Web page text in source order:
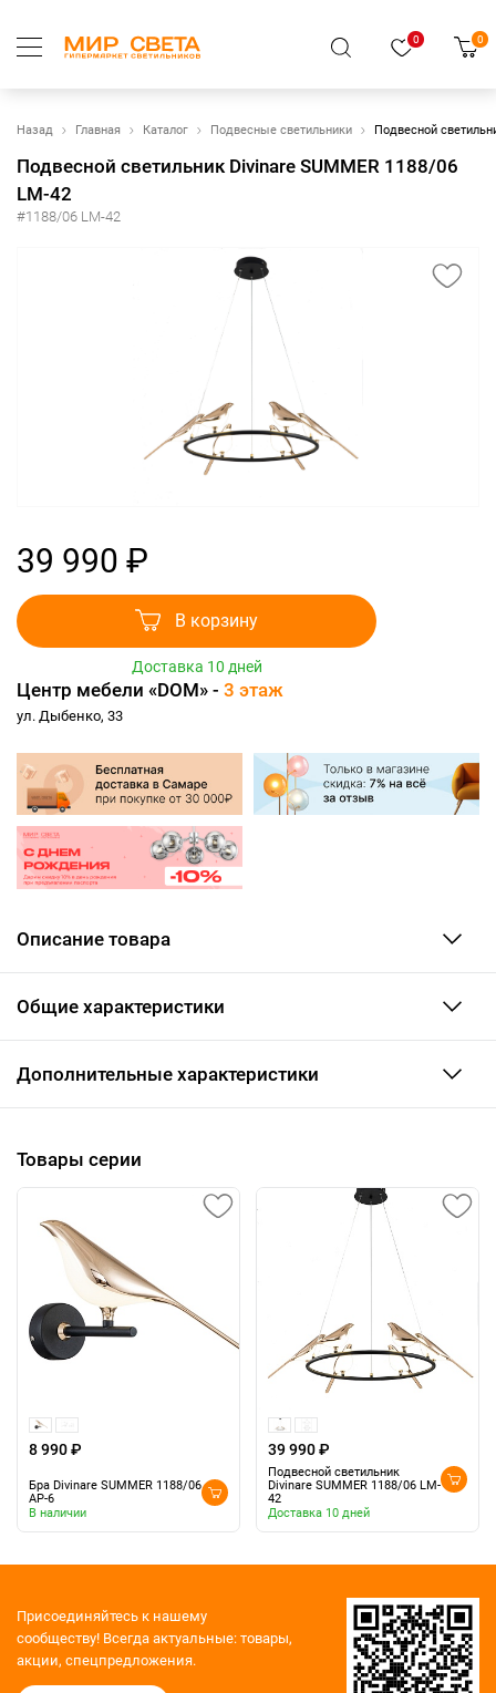
0 0
Назад Главная Каталог Подвесные светильники Подвесной
Подвесной светильник Divinare SUMMER 1188/06
LM-42
#1188/06 LM-42
39 990 ₽
В корзину
Доставка 10 дней
Центр мебели «DOM» - 3 этаж
ул. Дыбенко, 33
Описание товара
Общие характеристики
Дополнительные характеристики
Товары серии
8 990 ₽
Бра Divinare SUMMER 1188/06
AP-6
В наличии
39 990 ₽
Подвесной светильник
Divinare SUMMER 1188/06 LM-
42
Доставка 10 дней
Присоединяйтесь к нашему
сообществу! Всегда актуальные: товары,
акции, спецпредложения.